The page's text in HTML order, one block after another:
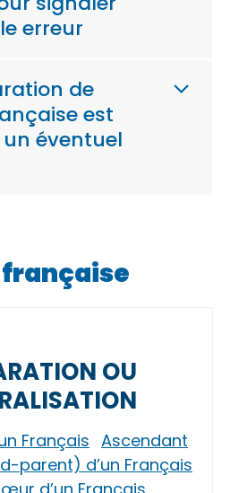
erreur
de
est
éventuel
OU
Français Ascendant
parent) d’un Français